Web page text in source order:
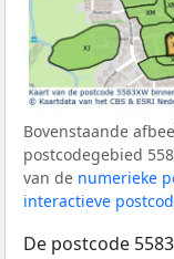
Bovenstaande
postcodegebied
van de numerieke
interactieve
De postcode